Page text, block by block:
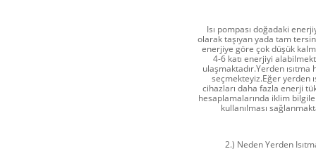
Isı pompası doğadaki
olarak taşıyan yada tam
enerjiye göre çok düşük
4-6 katı enerjiyi
ulaşmaktadır.Yerden ısıtma
seçmekteyiz.Eğer yerden
cihazları daha fazla enerji
hesaplamalarında iklim
kullanılması
2.) Neden Yerden